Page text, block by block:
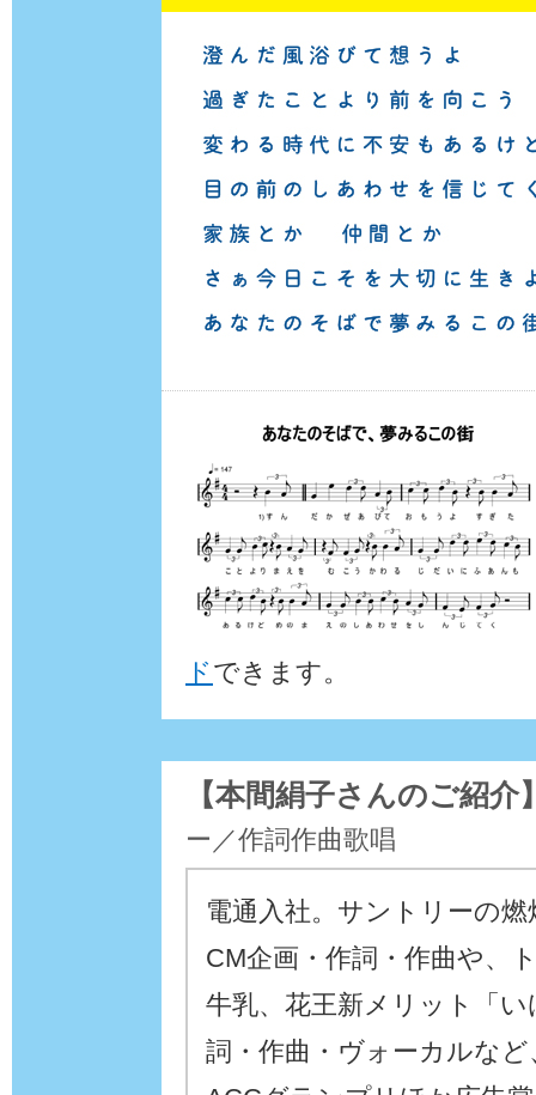
ド できます。
【本間絹子さんのご紹介
ー／作詞作曲歌唱
電通入社。サントリーの
CM企画・作詞・作曲や、
牛乳、花王新メリット「
詞・作曲・ヴォーカルな